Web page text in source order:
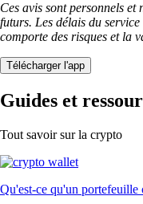
Ces avis sont personnels
futurs. Les délais du
comporte des risques et la
Télécharger l'app
Guides et
Tout savoir sur la crypto
Qu'est-ce qu'un portefeuille